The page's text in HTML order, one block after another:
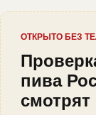
ОТКРЫТО БЕЗ
пива
смотрят